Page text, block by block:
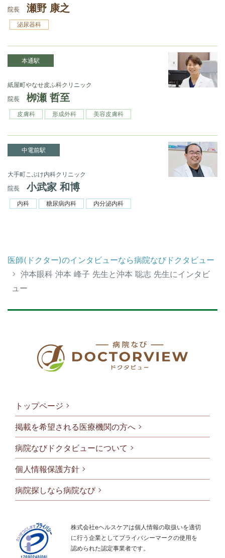
院長
瀬野 康之
泌尿器科
本通駅
紙屋町やなせ皮ふ科クリニック
院長
栁瀬 哲至
皮膚科 形成外科 美容皮膚科
中電前駅
大手町こぶけ内科クリニック
院長
小武家 和博
内科 糖尿病内科 内分泌内科
医師(ドクター)のインタビューなら病院なびドクタビュー
沖本眼科 沖本 峰子 先生と沖本 聡志 先生にインタビ
ュー
フッタメニ
トップページ
掲載を希望される医療機関の方へ
病院なびドクタビューについて
個人情報保護方針
病院探しなら病院なび
株式会社eヘルスケアは個人情報の取扱いを適切
に行う企業としてプライバシーマークの使用を
認められた認定事業者です。